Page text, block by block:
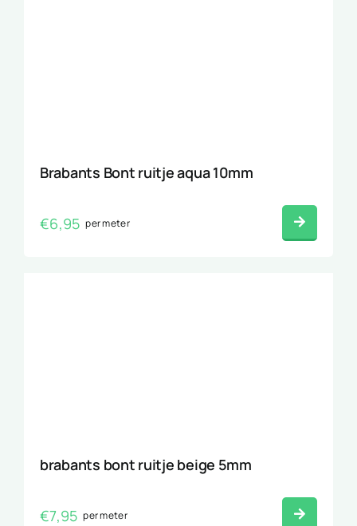
Brabants Bont ruitje aqua 10mm
€6,95 per meter
brabants bont ruitje beige 5mm
€7,95 per meter